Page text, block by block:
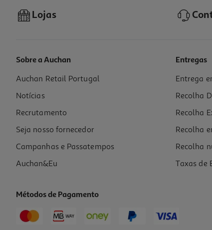
Lojas
Sobre a Auchan
Auchan Retail Portugal
Notícias
Recrutamento
Seja nosso fornecedor
Campanhas e Passatempos
Auchan&Eu
Entregas
Entrega
Recolha
Recolha
Recolha
Recolha
Taxas de
Métodos de Pagamento